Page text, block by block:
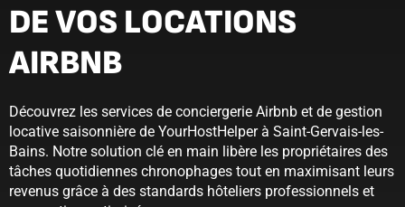
DE VOS LOCATIONS
AIRBNB
Découvrez les services de conciergerie Airbnb et de gestion
locative saisonnière de YourHostHelper à Saint-Gervais-les-
Bains. Notre solution clé en main libère les propriétaires des
tâches quotidiennes chronophages tout en maximisant leurs
revenus grâce à des standards hôteliers professionnels et